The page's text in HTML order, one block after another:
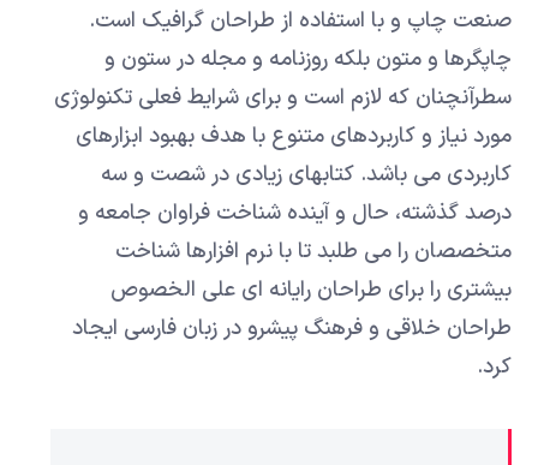
صنعت چاپ و با استفاده از طراحان گرافیک است.
چاپگرها و متون بلکه روزنامه و مجله در ستون و
سطرآنچنان که لازم است و برای شرایط فعلی تکنولوژی
مورد نیاز و کاربردهای متنوع با هدف بهبود ابزارهای
کاربردی می باشد. کتابهای زیادی در شصت و سه
درصد گذشته، حال و آینده شناخت فراوان جامعه و
متخصصان را می طلبد تا با نرم افزارها شناخت
بیشتری را برای طراحان رایانه ای علی الخصوص
طراحان خلاقی و فرهنگ پیشرو در زبان فارسی ایجاد
کرد.